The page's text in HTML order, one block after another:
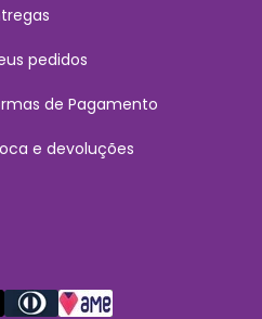
pedidos
de Pagamento
e devoluções